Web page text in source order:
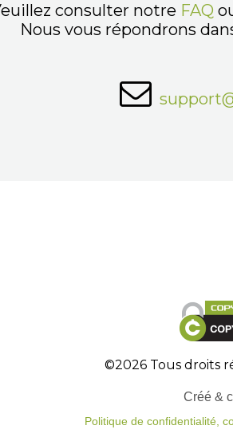
consulter notre FAQ
Nous vous répondrons
©2026 Tous droits
Créé &
Politique de confidentialité,